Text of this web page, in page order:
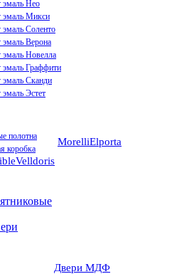
эмаль Нео
эмаль Микси
эмаль Соленто
эмаль Верона
эмаль Новелла
эмаль Граффити
эмаль Сканди
Эстет
полотна
коробка
Velldoris
MorelliElporta
Двери МДФ